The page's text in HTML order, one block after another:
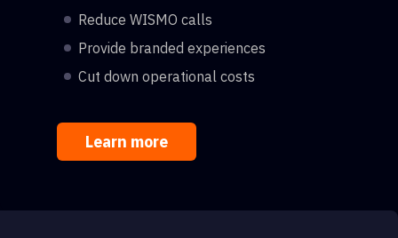
Reduce WISMO calls
Provide branded experiences
Cut down operational costs
Learn more